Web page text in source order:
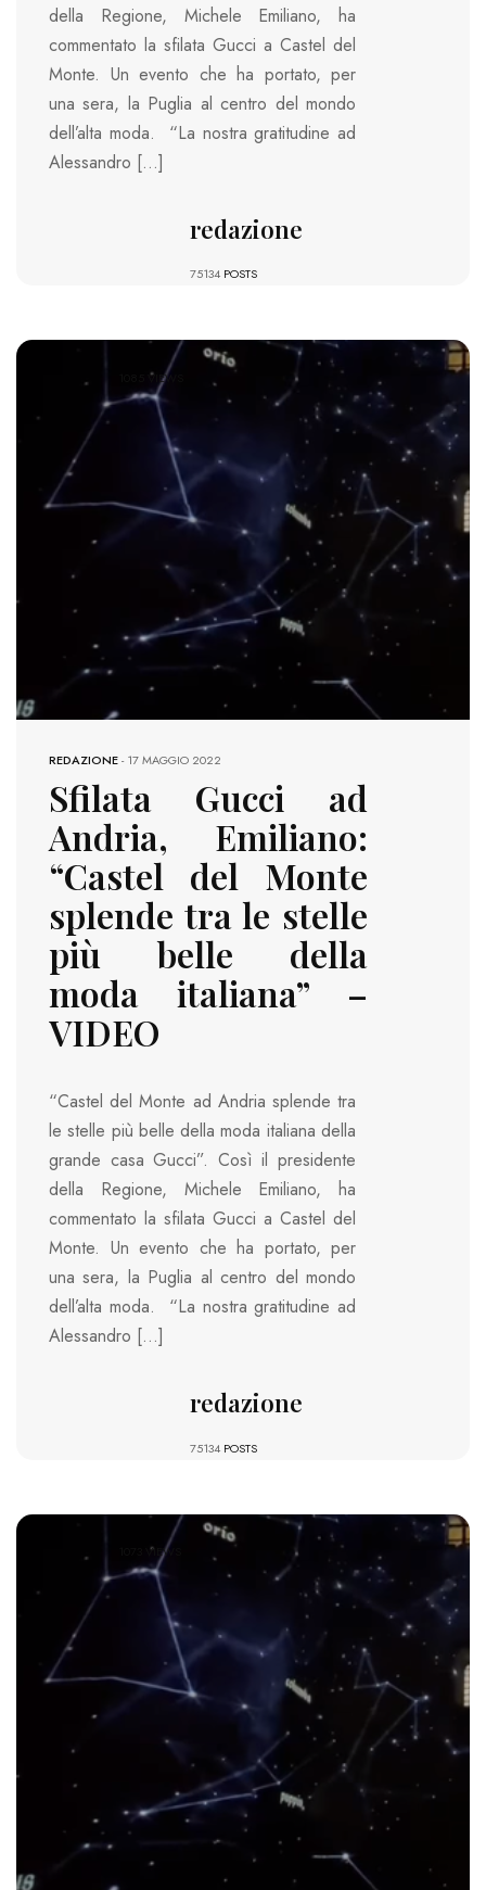
della Regione, Michele Emiliano, ha
commentato la sfilata Gucci a Castel del
Monte. Un evento che ha portato, per
una sera, la Puglia al centro del mondo
dell’alta moda. “La nostra gratitudine ad
Alessandro […]
redazione
75134 POSTS
1085 VIEWS
REDAZIONE-17 MAGGIO 2022
Sfilata Gucci ad
Andria, Emiliano:
“Castel del Monte
splende tra le stelle
più belle della
moda italiana” –
VIDEO
“Castel del Monte ad Andria splende tra
le stelle più belle della moda italiana della
grande casa Gucci”. Così il presidente
della Regione, Michele Emiliano, ha
commentato la sfilata Gucci a Castel del
Monte. Un evento che ha portato, per
una sera, la Puglia al centro del mondo
dell’alta moda. “La nostra gratitudine ad
Alessandro […]
redazione
75134 POSTS
1073 VIEWS